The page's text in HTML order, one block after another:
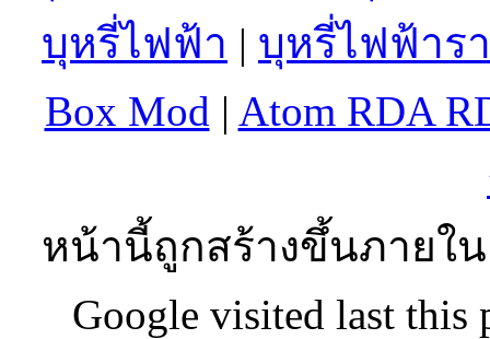
บุหรี่ไฟฟ้า | บุหรี่ไฟฟ้าร
Box Mod | Atom RDA
หน้านี้ถูกสร้างขึ้นภายใน
Google visited last this